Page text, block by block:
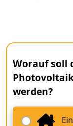
Worauf soll
werden?